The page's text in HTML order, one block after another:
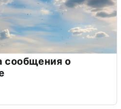
сообщения о